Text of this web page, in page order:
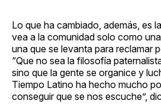
Lo que ha cambiado, además, es
vea a la comunidad solo como
una que se levanta para reclamar
“Que no sea la filosofía
sino que la gente se organice y
Tiempo Latino ha hecho mucho
conseguir que se nos escuche”,